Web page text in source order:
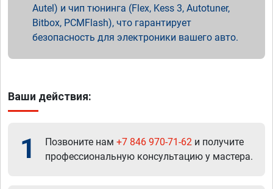
Autel) и чип тюнинга (Flex, Kess 3, Autotuner,
Bitbox, PCMFlash), что гарантирует
безопасность для электроники вашего авто.
Ваши действия:
1 Позвоните нам +7 846 970-71-62 и получите
профессиональную консультацию у мастера.